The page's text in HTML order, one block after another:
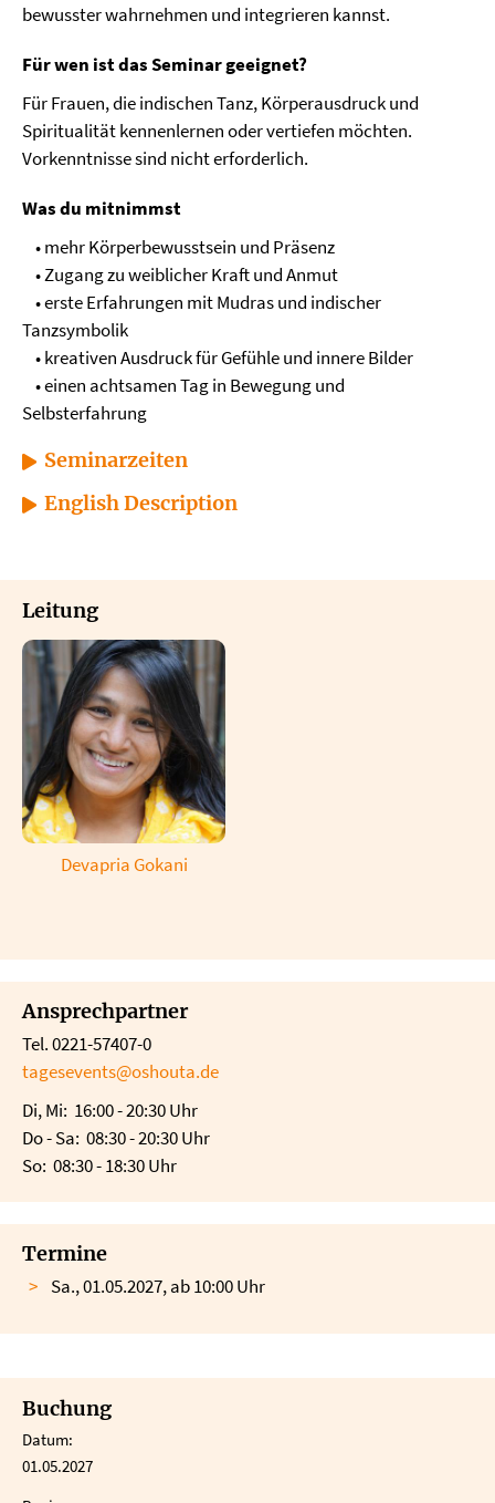
bewusster wahrnehmen und integrieren kannst.
Für wen ist das Seminar geeignet?
Für Frauen, die indischen Tanz, Körperausdruck und
Spiritualität kennenlernen oder vertiefen möchten.
Vorkenntnisse sind nicht erforderlich.
Was du mitnimmst
• mehr Körperbewusstsein und Präsenz
• Zugang zu weiblicher Kraft und Anmut
• erste Erfahrungen mit Mudras und indischer
Tanzsymbolik
• kreativen Ausdruck für Gefühle und innere Bilder
• einen achtsamen Tag in Bewegung und
Selbsterfahrung
Seminarzeiten
English Description
Leitung
Devapria Gokani
Ansprechpartner
Tel. 0221-57407-0
tagesevents@oshouta.de
Di, Mi: 16:00 - 20:30 Uhr
Do - Sa: 08:30 - 20:30 Uhr
So: 08:30 - 18:30 Uhr
Termine
Sa., 01.05.2027, ab 10:00 Uhr
Buchung
Datum:
01.05.2027